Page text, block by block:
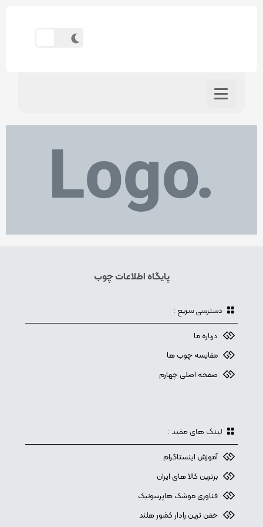
پایگاه اطلاعات چوب
دسترسی سریع :
درباره ما
مقایسه چوب ها
صفحه اصلی چهارم
لینک های مفید :
آموزش اینستاگرام
برترین کالا های ایران
فناوری موشک هاپرسونیک
خفن ترین رادار کشور هلند